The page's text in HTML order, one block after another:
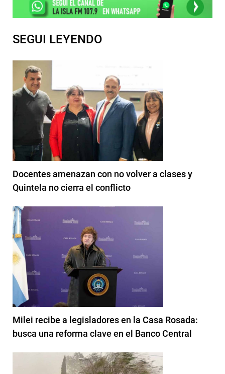
SEGUI LEYENDO
Docentes amenazan con no volver a clases y
Quintela no cierra el conflicto
Milei recibe a legisladores en la Casa Rosada:
busca una reforma clave en el Banco Central